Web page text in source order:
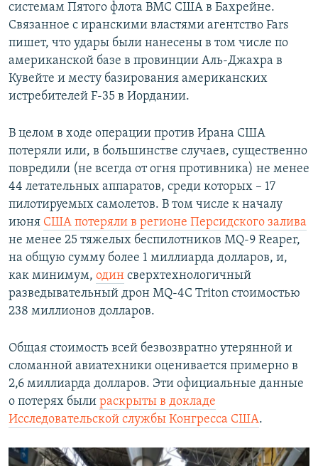
системам Пятого флота ВМС США в Бахрейне.
Связанное с иранскими властями агентство Fars
пишет, что удары были нанесены в том числе по
американской базе в провинции Аль-Джахра в
Кувейте и месту базирования американских
истребителей F-35 в Иордании.
В целом в ходе операции против Ирана США
потеряли или, в большинстве случаев, существенно
повредили (не всегда от огня противника) не менее
44 летательных аппаратов, среди которых – 17
пилотируемых самолетов. В том числе к началу
июня США потеряли в регионе Персидского залива
не менее 25 тяжелых беспилотников MQ-9 Reaper,
на общую сумму более 1 миллиарда долларов, и,
как минимум, один сверхтехнологичный
разведывательный дрон MQ-4C Triton стоимостью
238 миллионов долларов.
Общая стоимость всей безвозвратно утерянной и
сломанной авиатехники оценивается примерно в
2,6 миллиарда долларов. Эти официальные данные
о потерях были раскрыты в докладе
Исследовательской службы Конгресса США.